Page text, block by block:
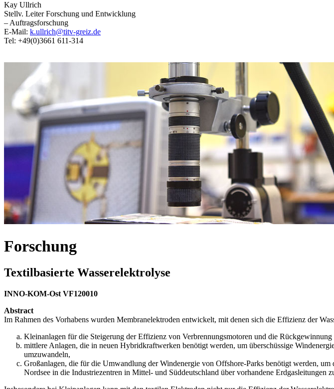
Kay Ullrich
Stellv. Leiter Forschung und Entwicklung
– Auftragsforschung
E-Mail: k.ullrich@titv-greiz.de
Tel: +49(0)3661 611-314
Forschung
Textilbasierte Wasserelektrolyse
INNO-KOM-Ost VF120010
Abstract
Im Rahmen des Vorhabens wurden Membranelektroden entwickelt, mit denen sich die Effizienz der
Kleinanlagen für die Steigerung der Effizienz von Verbrennungsmotoren und die
mittlere Anlagen, die in neuen Hybridkraftwerken benötigt werden, um überschüssige
umzuwandeln,
Großanlagen, die für die Umwandlung der Windenergie von Offshore-Parks benötigt werden,
Nordsee in die Industriezentren in Mittel- und Süddeutschland über vorhandene Erdgasleitungen